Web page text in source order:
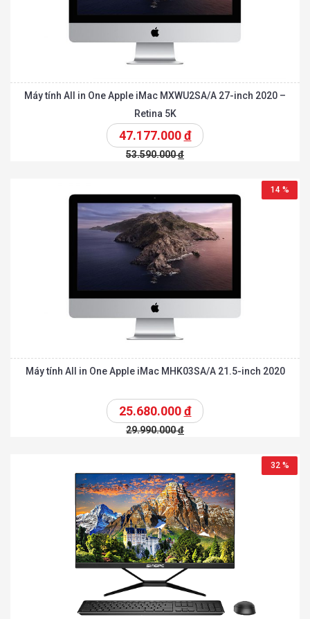
Máy tính All in One Apple iMac MXWU2SA/A 27-inch 2020 –
Retina 5K
47.177.000đ
53.590.000đ
14 %
Máy tính All in One Apple iMac MHK03SA/A 21.5-inch 2020
25.680.000đ
29.990.000đ
32 %